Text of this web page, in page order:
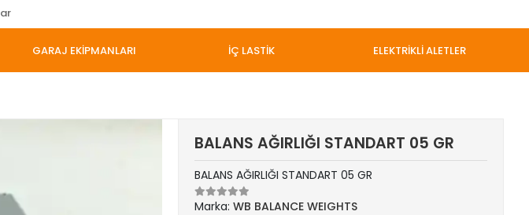
GARAJ EKİPMANLARI İÇ LASTİK ELEKTRİKLİ ALETLER
BALANS AĞIRLIĞI STANDART 05 GR
BALANS AĞIRLIĞI STANDART 05 GR
Marka:WB BALANCE WEIGHTS